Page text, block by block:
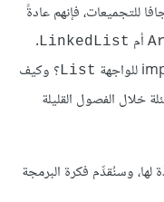
للتجميعات، فإنهم عادةً
أم LinkedList
.
List؟ وكيف
خلال الفصول القليلة
وسنُقدِّم فكرة البرمجة